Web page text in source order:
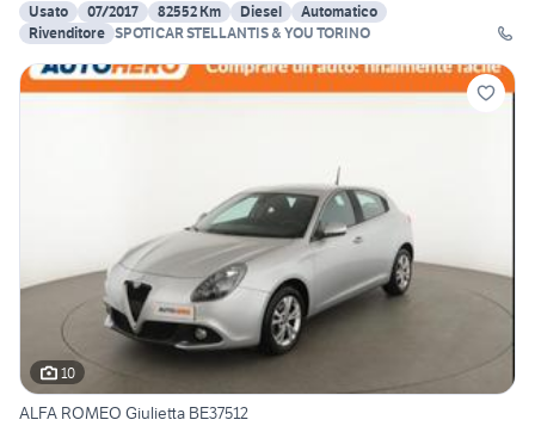
Usato
07/2017 82552 Km Diesel
Automatico
Rivenditore SPOTICAR STELLANTIS & YOU TORINO
10
ALFA ROMEO Giulietta BE37512